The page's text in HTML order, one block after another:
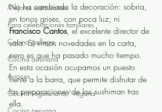
Mejores restaurantes
Para celebraciones familiares
Cocina gallega
Cocina asturiana
Arroces
Cocina vegetariana/ vegana
No ha cambiado la decoración: sobria,
en tonos grises, con poca luz; ni
Francisco Cantos, el excelente director de
sala. Sí vimos novedades en la carta,
pero es que ha pasado mucho tiempo.
En esta ocasión ocupamos un puesto
frente a la barra, que permite disfrutar de
las preparaciones de los sushiman tras
ella.